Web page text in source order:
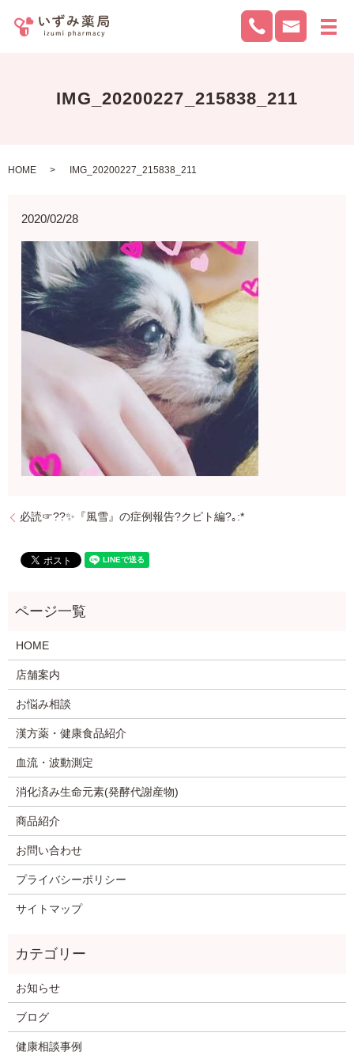
メ
IMG_20200227_215838_211
HOME IMG_20200227_215838_211
2020/02/28
必読☞??✨『風雪』の症例報告?クピト編?｡:*
HOME
店舗案内
お悩み相談
漢方薬・健康食品紹介
血流・波動測定
消化済み生命元素(発酵代謝産物)
商品紹介
お問い合わせ
プライバシーポリシー
サイトマップ
お知らせ
ブログ
健康相談事例